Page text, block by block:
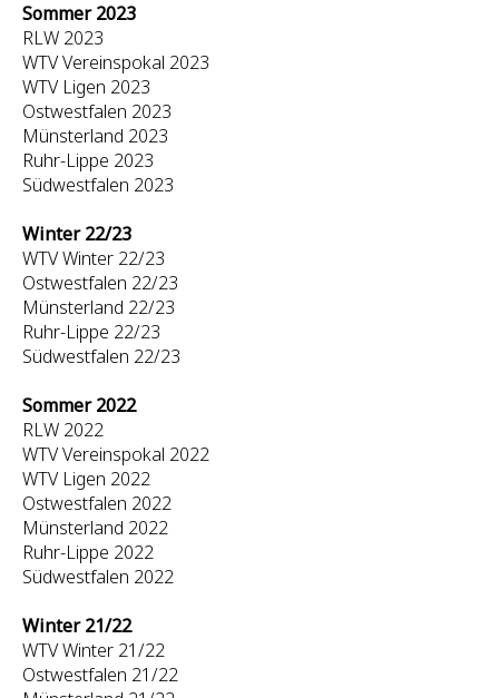
Sommer 2023
RLW 2023
WTV Vereinspokal 2023
WTV Ligen 2023
Ostwestfalen 2023
Münsterland 2023
Ruhr-Lippe 2023
Südwestfalen 2023
Winter 22/23
WTV Winter 22/23
Ostwestfalen 22/23
Münsterland 22/23
Ruhr-Lippe 22/23
Südwestfalen 22/23
Sommer 2022
RLW 2022
WTV Vereinspokal 2022
WTV Ligen 2022
Ostwestfalen 2022
Münsterland 2022
Ruhr-Lippe 2022
Südwestfalen 2022
Winter 21/22
WTV Winter 21/22
Ostwestfalen 21/22